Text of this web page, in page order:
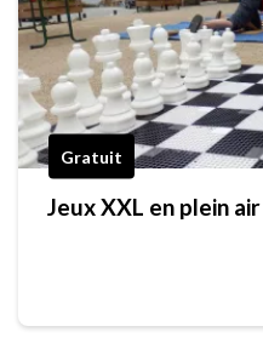
Gratuit
Jeux XXL en plein air